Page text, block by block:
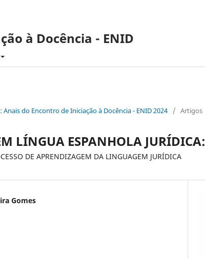
à Docência - ENID
Anais do Encontro de Iniciação à Docência - ENID 2024 / Artigos
LÍNGUA ESPANHOLA JURÍDICA:
DE APRENDIZAGEM DA LINGUAGEM JURÍDICA
Gomes